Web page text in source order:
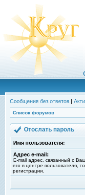
Сообщения без ответов |
Список форумов
Отослать пароль
Имя пользователя:
Адрес e-mail:
E-mail адрес, связанный с
его в центре пользователя,
регистрации.